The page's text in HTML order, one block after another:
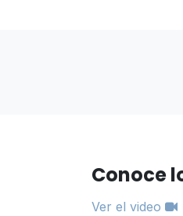
Conoce
Ver el video